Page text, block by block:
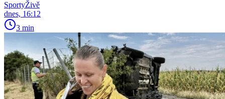
SportyŽivě
dnes, 16:12
3 min